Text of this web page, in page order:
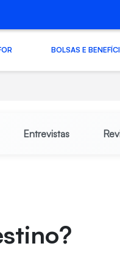
BOLSAS E
Entrevistas